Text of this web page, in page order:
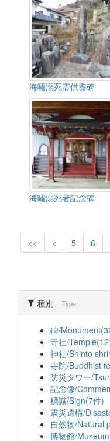
海嘯溺死霊供養碑
海嘯溺死者記念碑
<< < 5 6
種別 Type
碑/
寺社/
神社/Shinto
寺院/Buddhist
防災タワー/
記念像/
標識/Sign(7件)
震災遺構/
自然物/Natural
博物館/